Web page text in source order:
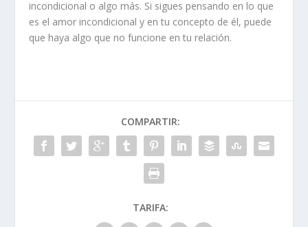
incondicional o algo más. Si sigues pensando en lo que
es el amor incondicional y en tu concepto de él, puede
que haya algo que no funcione en tu relación.
COMPARTIR:
TARIFA: